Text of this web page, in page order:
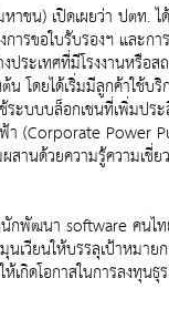
) เปิดเผยว่า ปตท.
ขอใบรับรองฯ และก
ระเทศที่มีโรงงานหรื
โดยได้เริ่มมีลูกค้าใ
บบล็อกเชนที่เพิ่มปร
(Corporate Power
นด้วยความรู้ความเ
ฒนา software คนไ
ยนให้บรรลุเป้าหมาย
โอกาสในการลงทุน